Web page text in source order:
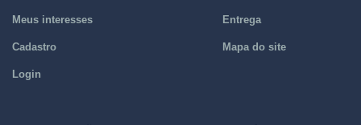
Meus interesses
Cadastro
Login
Entrega
Mapa do site